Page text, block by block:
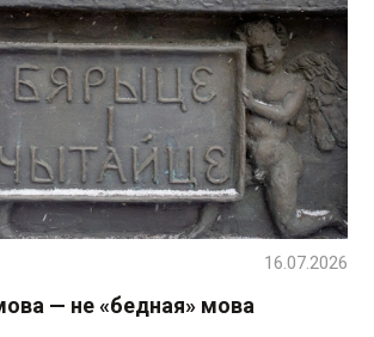
— не «бедная» мова
16.07.2026